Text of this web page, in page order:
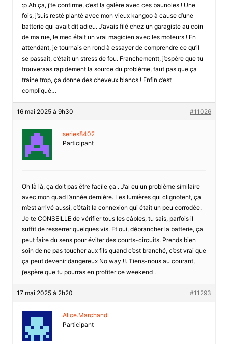
:p Ah ça, j’te confirme, c’est la galère avec ces baunoles ! Une
fois, j’suis resté planté avec mon vieux kangoo à cause d’une
batterie qui avait dit adieu. J’avais filé chez un garagiste au coin
de ma rue, le mec était un vrai magicien avec les moteurs ! En
attendant, je tournais en rond à essayer de comprendre ce qu’il
se passait, c’était un stress de fou. Franchementt, j’espère que tu
trouveraas rapidement la source du problème, faut pas que ça
traîne trop, ça donne des cheveux blancs ! Enfin c’est
compliqué…
16 mai 2025 à 9h30 #11026
series8402
Participant
Oh là là, ça doit pas être facile ça . J’ai eu un problème similaire
avec mon quad l’année dernière. Les lumières qui clignotent, ça
m’est arrivé aussi, c’était la connexion qui était un peu corrodée.
Je te CONSEILLE de vérifier tous les câbles, tu sais, parfois il
suffit de resserrer quelques vis. Et oui, débrancher la batterie, ça
peut faire du sens pour éviter des courts-circuits. Prends bien
soin de ne pas toucher aux fils quand c’est branché, c’est vrai que
ça peut devenir dangereux No way !!. Tiens-nous au courant,
j’espère que tu pourras en profiter ce weekend .
17 mai 2025 à 2h20 #11293
Alice.Marchand
Participant